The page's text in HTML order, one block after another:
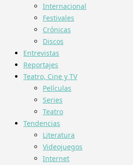
Internacional
Festivales
Crónicas
Discos
Entrevistas
Reportajes
Teatro, Cine y TV
Películas
Series
Teatro
Tendencias
Literatura
Videojuegos
Internet